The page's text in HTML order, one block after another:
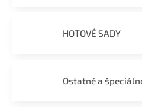
HOTOVÉ SADY
Ostatné a